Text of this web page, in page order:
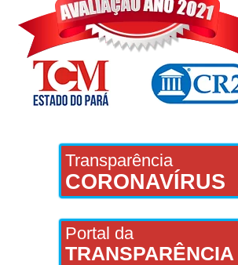
Transparência
CORONAVÍRUS
Portal da
TRANSPARÊNCIA